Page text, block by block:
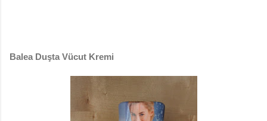
Balea Duşta Vücut Kremi